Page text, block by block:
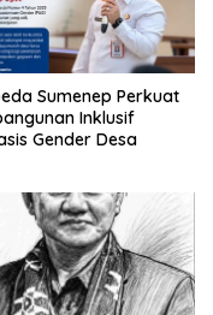
Sumenep Perkuat
Inklusif
Gender Desa